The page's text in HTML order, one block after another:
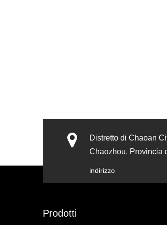
Distretto di Chaoan
Chaozhou, Provincia
indirizzo
Prodotti